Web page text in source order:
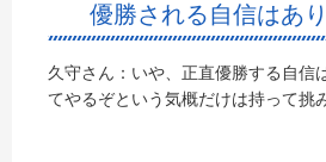
優勝される自信はあ
久守さん：いや、正直優勝する自信
てやるぞという気概だけは持って挑